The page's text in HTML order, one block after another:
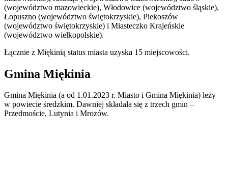
(województwo mazowieckie), Włodowice (województwo śląskie),
Łopuszno (województwo świętokrzyskie), Piekoszów
(województwo świętokrzyskie) i Miasteczko Krajeńskie
(województwo wielkopolskie).
Łącznie z Miękinią status miasta uzyska 15 miejscowości.
Gmina Miękinia
Gmina Miękinia (a od 1.01.2023 r. Miasto i Gmina Miękinia) leży
w powiecie średzkim. Dawniej składała się z trzech gmin –
Przedmoście, Lutynia i Mrozów.